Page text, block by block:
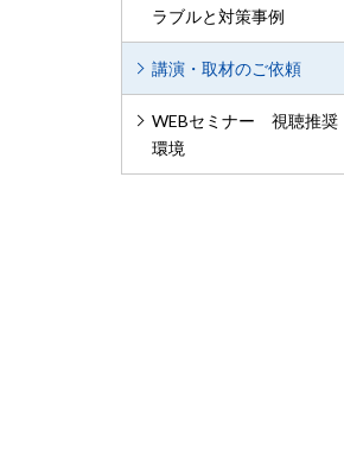
ラブルと対策事例
講演・取材のご依頼
WEBセミナー 視聴推奨
環境